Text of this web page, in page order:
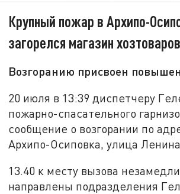
Крупный пожар в Архипо-
загорелся магазин хозтоваров
Возгоранию присвоен
20 июля в 13:39 диспетчеру
пожарно-спасательного
сообщение о возгорании по
Архипо-Осиповка, улица
13.40 к месту вызова
направлены подразделения